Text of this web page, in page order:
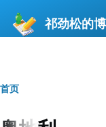
祁劲松的
面
包
首页